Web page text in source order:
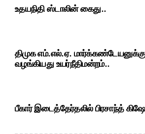
உதயநிதி ஸ்டாலின் கைது..
திமுக எம்.எல்.ஏ.
வழங்கியது உயர்நீதிமன்றம்..
பீகார் இடைத்தேர்தலில் பிரசாந்த்